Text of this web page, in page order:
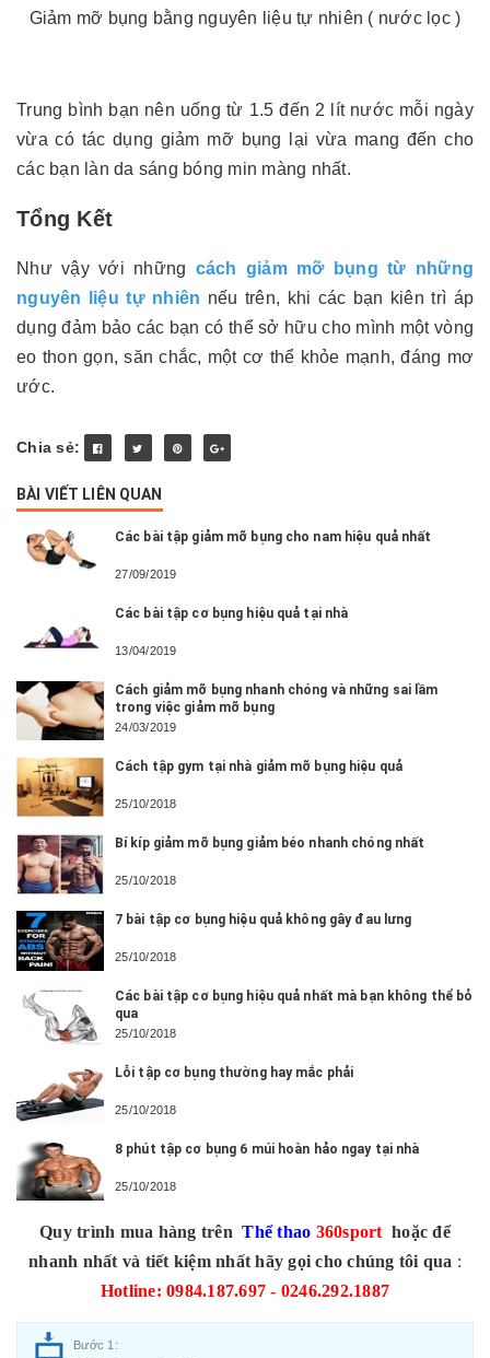
Giảm mỡ bụng bằng nguyên liệu tự nhiên ( nước lọc )
Trung bình bạn nên uống từ 1.5 đến 2 lít nước mỗi ngày
vừa có tác dụng giảm mỡ bụng lại vừa mang đến cho
các bạn làn da sáng bóng min màng nhất.
Tổng Kết
Như vậy với những cách giảm mỡ bụng từ những
nguyên liệu tự nhiên nếu trên, khi các bạn kiên trì áp
dụng đảm bảo các bạn có thể sở hữu cho mình một vòng
eo thon gọn, săn chắc, một cơ thể khỏe mạnh, đáng mơ
ước.
Chia sẻ:
BÀI VIẾT LIÊN QUAN
Các bài tập giảm mỡ bụng cho nam hiệu quả nhất
27/09/2019
Các bài tập cơ bụng hiệu quả tại nhà
13/04/2019
Cách giảm mỡ bụng nhanh chóng và những sai lầm
trong việc giảm mỡ bụng
24/03/2019
Cách tập gym tại nhà giảm mỡ bụng hiệu quả
25/10/2018
Bí kíp giảm mỡ bụng giảm béo nhanh chóng nhất
25/10/2018
7 bài tập cơ bụng hiệu quả không gây đau lưng
25/10/2018
Các bài tập cơ bụng hiệu quả nhất mà bạn không thể bỏ
qua
25/10/2018
Lỗi tập cơ bụng thường hay mắc phải
25/10/2018
8 phút tập cơ bụng 6 múi hoàn hảo ngay tại nhà
25/10/2018
Quy trình mua hàng trên Thể thao 360sport hoặc để
nhanh nhất và tiết kiệm nhất hãy gọi cho chúng tôi qua :
Hotline: 0984.187.697 - 0246.292.1887
Bước 1: